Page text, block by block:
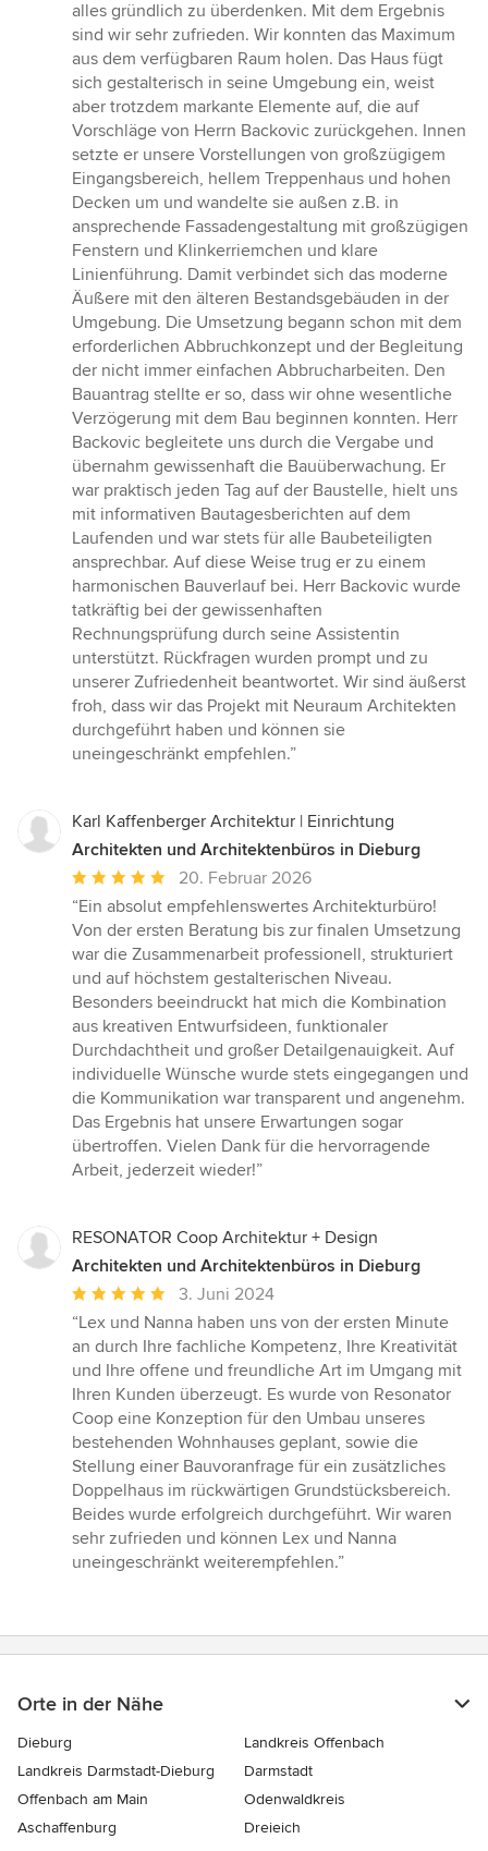
alles gründlich zu überdenken. Mit dem Ergebnis
sind wir sehr zufrieden. Wir konnten das Maximum
aus dem verfügbaren Raum holen. Das Haus fügt
sich gestalterisch in seine Umgebung ein, weist
aber trotzdem markante Elemente auf, die auf
Vorschläge von Herrn Backovic zurückgehen. Innen
setzte er unsere Vorstellungen von großzügigem
Eingangsbereich, hellem Treppenhaus und hohen
Decken um und wandelte sie außen z.B. in
ansprechende Fassadengestaltung mit großzügigen
Fenstern und Klinkerriemchen und klare
Linienführung. Damit verbindet sich das moderne
Äußere mit den älteren Bestandsgebäuden in der
Umgebung. Die Umsetzung begann schon mit dem
erforderlichen Abbruchkonzept und der Begleitung
der nicht immer einfachen Abbrucharbeiten. Den
Bauantrag stellte er so, dass wir ohne wesentliche
Verzögerung mit dem Bau beginnen konnten. Herr
Backovic begleitete uns durch die Vergabe und
übernahm gewissenhaft die Bauüberwachung. Er
war praktisch jeden Tag auf der Baustelle, hielt uns
mit informativen Bautagesberichten auf dem
Laufenden und war stets für alle Baubeteiligten
ansprechbar. Auf diese Weise trug er zu einem
harmonischen Bauverlauf bei. Herr Backovic wurde
tatkräftig bei der gewissenhaften
Rechnungsprüfung durch seine Assistentin
unterstützt. Rückfragen wurden prompt und zu
unserer Zufriedenheit beantwortet. Wir sind äußerst
froh, dass wir das Projekt mit Neuraum Architekten
durchgeführt haben und können sie
uneingeschränkt empfehlen.”
Karl Kaffenberger Architektur | Einrichtung
Architekten und Architektenbüros in Dieburg
Durchschnittliche
Bewertung:
5
von
5
Sternen
20. Februar 2026
“Ein absolut empfehlenswertes Architekturbüro!
Von der ersten Beratung bis zur finalen Umsetzung
war die Zusammenarbeit professionell, strukturiert
und auf höchstem gestalterischen Niveau.
Besonders beeindruckt hat mich die Kombination
aus kreativen Entwurfsideen, funktionaler
Durchdachtheit und großer Detailgenauigkeit. Auf
individuelle Wünsche wurde stets eingegangen und
die Kommunikation war transparent und angenehm.
Das Ergebnis hat unsere Erwartungen sogar
übertroffen. Vielen Dank für die hervorragende
Arbeit, jederzeit wieder!”
RESONATOR Coop Architektur + Design
Architekten und Architektenbüros in Dieburg
Durchschnittliche
Bewertung:
5
von
5
Sternen
3. Juni 2024
“Lex und Nanna haben uns von der ersten Minute
an durch Ihre fachliche Kompetenz, Ihre Kreativität
und Ihre offene und freundliche Art im Umgang mit
Ihren Kunden überzeugt. Es wurde von Resonator
Coop eine Konzeption für den Umbau unseres
bestehenden Wohnhauses geplant, sowie die
Stellung einer Bauvoranfrage für ein zusätzliches
Doppelhaus im rückwärtigen Grundstücksbereich.
Beides wurde erfolgreich durchgeführt. Wir waren
sehr zufrieden und können Lex und Nanna
uneingeschränkt weiterempfehlen.”
Orte in der Nähe
Dieburg
Landkreis Offenbach
Landkreis Darmstadt-Dieburg
Darmstadt
Offenbach am Main
Odenwaldkreis
Aschaffenburg
Dreieich